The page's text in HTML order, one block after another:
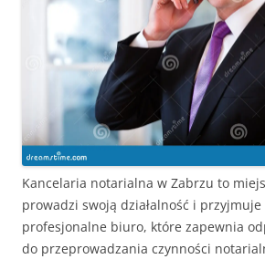
Kancelaria notarialna w Zabrzu to
prowadzi swoją działalność i
profesjonalne biuro, które zapewnia
do przeprowadzania czynności